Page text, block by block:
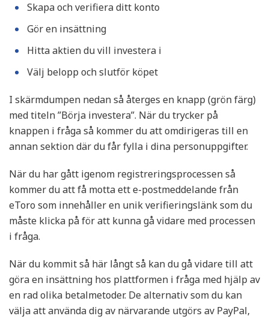
Skapa och verifiera ditt konto
Gör en insättning
Hitta aktien du vill investera i
Välj belopp och slutför köpet
I skärmdumpen nedan så återges en knapp (grön färg)
med titeln ”Börja investera”. När du trycker på
knappen i fråga så kommer du att omdirigeras till en
annan sektion där du får fylla i dina personuppgifter.
När du har gått igenom registreringsprocessen så
kommer du att få motta ett e-postmeddelande från
eToro som innehåller en unik verifieringslänk som du
måste klicka på för att kunna gå vidare med processen
i fråga.
När du kommit så här långt så kan du gå vidare till att
göra en insättning hos plattformen i fråga med hjälp av
en rad olika betalmetoder. De alternativ som du kan
välja att använda dig av närvarande utgörs av PayPal,